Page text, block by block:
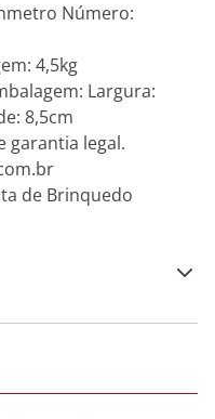
Número:
4,5kg
Largura:
8,5cm
garantia legal.
de Brinquedo